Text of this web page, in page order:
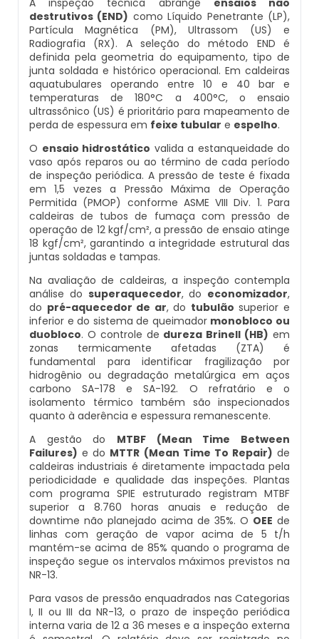
Caldeira Industrial Preço
Caldeira Vertical
Caldeiraria De Fabricação E Montagem Industrial
Caldeiraria E Montagem Industrial
Caldeiraria Industrial
Caldeiraria Pesada
Caldeiras De Recuperação De Calor Sensivel
Caldeiras E Aquecedores
Caldeiras E Vasos De Pressão
Comprar Caldeira
Controle E Automação De Caldeiras
Curso Operação De Caldeira
Curso Treinamento De Segurança Na Operação
Caldeiras
Economizador Para Caldeiras
Empresa De Serviços Caldeiraria
Fabricante De Tubos Para Caldeira
Inspeção De Segurança Caldeira
Inspeção De Segurança De Caldeiras
Inspeção De Segurança Em Caldeiras
Inspeção De Segurança Em Caldeiras E Vasos De
Pressão
Inspeção De Segurança Em Vasos De Pressão
Inspeção Dimensional De Caldeiraria
Inspeção Dimensional De Caldeiraria E Tubulação
Inspeção Em Caldeiras
Inspeção Em Caldeiras Aquatubulares
Inspeção Inicial Em Caldeiras
Inspeção Nas Caldeiras
Inspeção Periodica Em Caldeiras
Manutenção E Inspeção De Caldeiras
Plano De Inspeção De Caldeiras
Prestadores De Serviços Em Inspeção De
Profissionais Para Inspecionar Caldeiras
Profissionais Que Inspecionam Caldeiras
Manutenção De Caldeiras Em Sp
Manutenção De Caldeiras Industriais
Manutenção Em Caldeiras De Alta Pressão
Manutenção Preventiva Caldeiras
Montagem Caldeiras
Montagem De Caldeiras
Montagem De Caldeiras A Vapor
Montagem De Caldeiras Preço
Montagem De Caldeiras A Gás
Montagem De Caldeiras A Lenha
Montagem De Caldeiras A Pellets
Montagem De Caldeiras De Aquecimento
Montagem De Caldeiras Empresa
Preço Montagem De Caldeira A Gás
Preço Montagem De Caldeira A Lenha
Preço Montagem De Caldeira De Aquecimento
Caldeira De Vapor Eletrica
Caldeira Em Vapor
Caldeira Geradora De Vapor A Lenha
Caldeira Locomotiva A Vapor
Caldeira Usada A Venda
Caldeira Vapor A Lenha
Compra E Venda De Caldeiras Usadas
Comprar Caldeira A Vapor
Comprar Caldeira De Vapor
Distribuidor De Caldeira A Vapor
Empresa De Caldeira A Vapor
Fabricante De Caldeira A Vapor
Ferro Com Caldeira A Vapor
Fornecedor De Caldeira A Vapor
Onde Comprar Caldeira A Vapor
Peças Para Caldeira A Vapor
Caldeira Mural A Gás Roca
Comprar Caldeira A Gás
Cotação De Caldeira A Gás
Distribuidor De Caldeira A Gás
Empresa De Caldeira A Gás
Empresa De Manutenção De Caldeira A Gás
Fornecedor De Caldeira A Gás
Manutenção De Caldeira A Gás
Onde Comprar Caldeira A Gás
Peças Para Caldeira A Gás
Queimador De Caldeira A Gás
Serviço De Manutenção Caldeira A Gás
Valor Caldeira A Gás
Venda Caldeira A Gás
Peças De Caldeiras
Melhor Caldeira Gás Natural
destrutivos (END) como Líquido Penetrante (LP),
Partícula Magnética (PM), Ultrassom (US) e
Radiografia (RX). A seleção do método END é
definida pela geometria do equipamento, tipo de
junta soldada e histórico operacional. Em caldeiras
aquatubulares operando entre 10 e 40 bar e
temperaturas de 180°C a 400°C, o ensaio
ultrassônico (US) é prioritário para mapeamento de
perda de espessura em feixe tubular e espelho.
O ensaio hidrostático valida a estanqueidade do
vaso após reparos ou ao término de cada período
de inspeção periódica. A pressão de teste é fixada
em 1,5 vezes a Pressão Máxima de Operação
Permitida (PMOP) conforme ASME VIII Div. 1. Para
caldeiras de tubos de fumaça com pressão de
operação de 12 kgf/cm², a pressão de ensaio atinge
18 kgf/cm², garantindo a integridade estrutural das
juntas soldadas e tampas.
Na avaliação de caldeiras, a inspeção contempla
análise do superaquecedor, do economizador,
do pré-aquecedor de ar, do tubulão superior e
inferior e do sistema de queimador monobloco ou
duobloco. O controle de dureza Brinell (HB) em
zonas termicamente afetadas (ZTA) é
fundamental para identificar fragilização por
hidrogênio ou degradação metalúrgica em aços
carbono SA-178 e SA-192. O refratário e o
isolamento térmico também são inspecionados
quanto à aderência e espessura remanescente.
A gestão do MTBF (Mean Time Between
Failures) e do MTTR (Mean Time To Repair) de
caldeiras industriais é diretamente impactada pela
periodicidade e qualidade das inspeções. Plantas
com programa SPIE estruturado registram MTBF
superior a 8.760 horas anuais e redução de
downtime não planejado acima de 35%. O OEE de
linhas com geração de vapor acima de 5 t/h
mantém-se acima de 85% quando o programa de
inspeção segue os intervalos máximos previstos na
NR-13.
Para vasos de pressão enquadrados nas Categorias
I, II ou III da NR-13, o prazo de inspeção periódica
interna varia de 12 a 36 meses e a inspeção externa